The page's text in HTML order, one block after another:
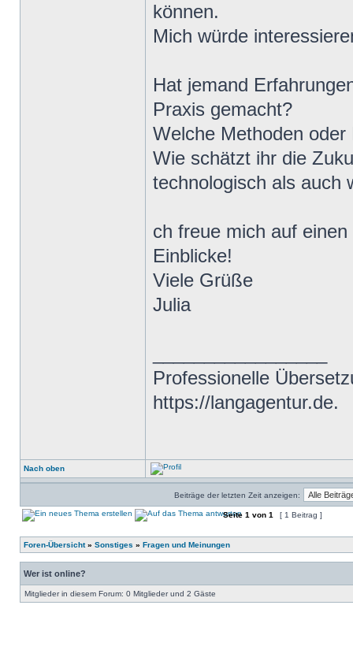
können.
Mich würde
Hat jemand
Praxis gemacht?
Welche Methoden
Wie schätzt ihr die
technologisch als auch
ch freue mich auf
Einblicke!
Viele Grüße
Julia
Professionelle
https://langagentur.de.
Nach oben
Beiträge der letzten Zeit anzeigen:
Seite 1 von 1 [ 1 Beitrag ]
Foren-Übersicht» Sonstiges » Fragen und Meinungen
Wer ist online?
Mitglieder in diesem Forum: 0 Mitglieder und 2 Gäste